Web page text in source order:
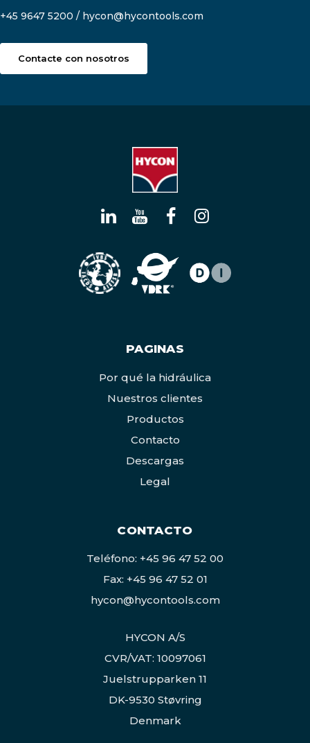
+45 9647 5200 / hycon@hycontools.com
Contacte con nosotros
PAGINAS
Por qué la hidráulica
Nuestros clientes
Productos
Contacto
Descargas
Legal
CONTACTO
Teléfono: +45 96 47 52 00
Fax: +45 96 47 52 01
hycon@hycontools.com
HYCON A/S
CVR/VAT: 10097061
Juelstrupparken 11
DK-9530 Støvring
Denmark